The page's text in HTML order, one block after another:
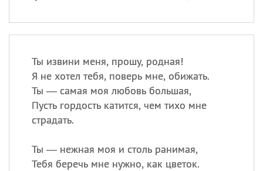
Ты извини меня, прошу, родная!
Я не хотел тебя, поверь мне, обижать.
Ты — самая моя любовь большая,
Пусть гордость катится, чем тихо мне
страдать.
Ты — нежная моя и столь ранимая,
Тебя беречь мне нужно, как цветок.